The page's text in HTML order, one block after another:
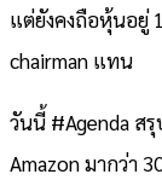
แต่ยังคงถือหุ้นอยู่
chairman แทน
วันนี้ #Agenda ส
Amazon มากว่า